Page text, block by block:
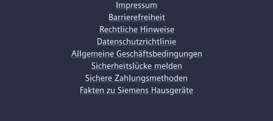
Impressum
Barrierefreiheit
Rechtliche Hinweise
Datenschutzrichtlinie
Allgemeine Geschäftsbedingungen
Sicherheitslücke melden
Sichere Zahlungsmethoden
Fakten zu Siemens Hausgeräte